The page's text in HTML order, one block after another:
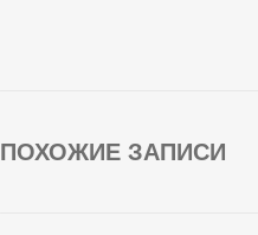
ПОХОЖИЕ ЗАПИСИ